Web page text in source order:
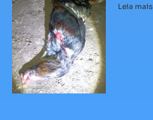
Leia mais